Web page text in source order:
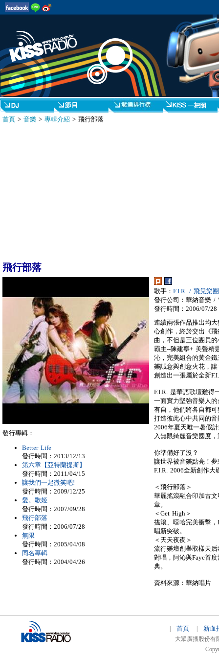
首頁 > 音樂 > 專輯介紹 > 飛行部落
飛行部落
歌手： F.I.R. / 飛兒樂團
發行公司：華納音樂 /
發行時間：2006/07/28
連續兩張作品推出均
心創作，終於交出《
曲，不但是三位團員
霸主--陳建寧+ 美聲精
沁，完美組合的黃金
樂誠意與創意火花，
創造出一張屬於全新
F.I.R. 是華語歌壇難得
一面實力堅強音樂人
有自，他們將各自都
打造彼此心中共同的
2006年夏天唯一暑假
入無限綺麗音樂國度
你準備好了沒？
讓世界被音樂點亮！
F.I.R. 2006全新創作
＜飛行部落＞
華麗搖滾融合印加古
章。
＜Get High＞
搖滾、嘻哈完美衝擊，
唱新突破。
＜天天夜夜＞
流行樂壇創舉取樣天
對唱，阿沁與Faye首
典。
資料來源：華納唱片
發行專輯：
Better Life
發行時間：2013/12/13
第六章【亞特蘭提斯】
發行時間：2011/04/15
讓我們一起微笑吧!
發行時間：2009/12/25
愛。歌姬
發行時間：2007/09/28
飛行部落
發行時間：2006/07/28
無限
發行時間：2005/04/08
同名專輯
發行時間：2004/04/26
首頁 新血
大眾廣播股份有